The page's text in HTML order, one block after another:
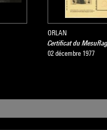
ORLAN
Certificat du
02 décembre 1977